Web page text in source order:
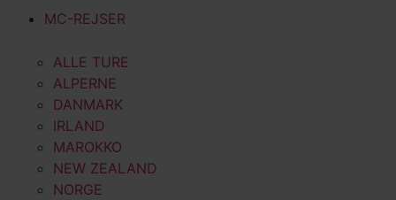
MC-REJSER
ALLE TURE
ALPERNE
DANMARK
IRLAND
MAROKKO
NEW ZEALAND
NORGE